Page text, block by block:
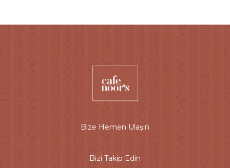
Bize Hemen Ulaşın
Bizi Takip Edin